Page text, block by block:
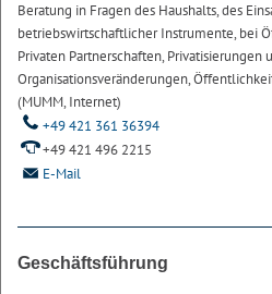
Beratung in Fragen des Haushalts, des
betriebswirtschaftlicher Instrumente, bei
Privaten Partnerschaften, Privatisierungen
Organisationsveränderungen,
(MUMM, Internet)
+49 421 361 36394
+49 421 496 2215
E-Mail
Geschäftsführung